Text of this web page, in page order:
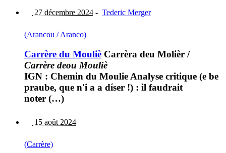
27 décembre 2024 - Tederic Merger
(Arancou / Aranco)
Carrère du Mouliè Carrèra deu Molièr /
Carrère deou Mouliè
IGN : Chemin du Moulie Analyse critique (e be
praube, que n'i a a díser !) : il faudrait
noter (…)
15 août 2024
(Carrère)